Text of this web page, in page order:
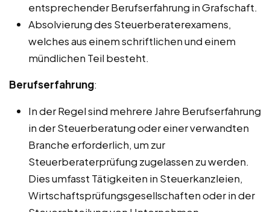
entsprechender Berufserfahrung in Grafschaft.
Absolvierung des Steuerberaterexamens,
welches aus einem schriftlichen und einem
mündlichen Teil besteht.
Berufserfahrung:
In der Regel sind mehrere Jahre Berufserfahrung
in der Steuerberatung oder einer verwandten
Branche erforderlich, um zur
Steuerberaterprüfung zugelassen zu werden.
Dies umfasst Tätigkeiten in Steuerkanzleien,
Wirtschaftsprüfungsgesellschaften oder in der